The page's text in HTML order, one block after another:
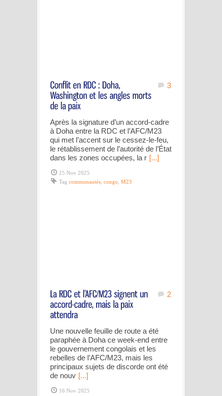
3
Après la signature d’un accord-cadre
à Doha entre la RDC et l’AFC/M23
qui met l’accent sur le cessez-le-feu,
le rétablissement de l’autorité de l’État
dans les zones occupées, la r [...]
25 Nov 2025
Tag communautés, congo, M23
2
Une nouvelle feuille de route a été
paraphée à Doha ce week-end entre
le gouvernement congolais et les
rebelles de l’AFC/M23, mais les
principaux sujets de discorde ont été
de nouv [...]
16 Nov 2025